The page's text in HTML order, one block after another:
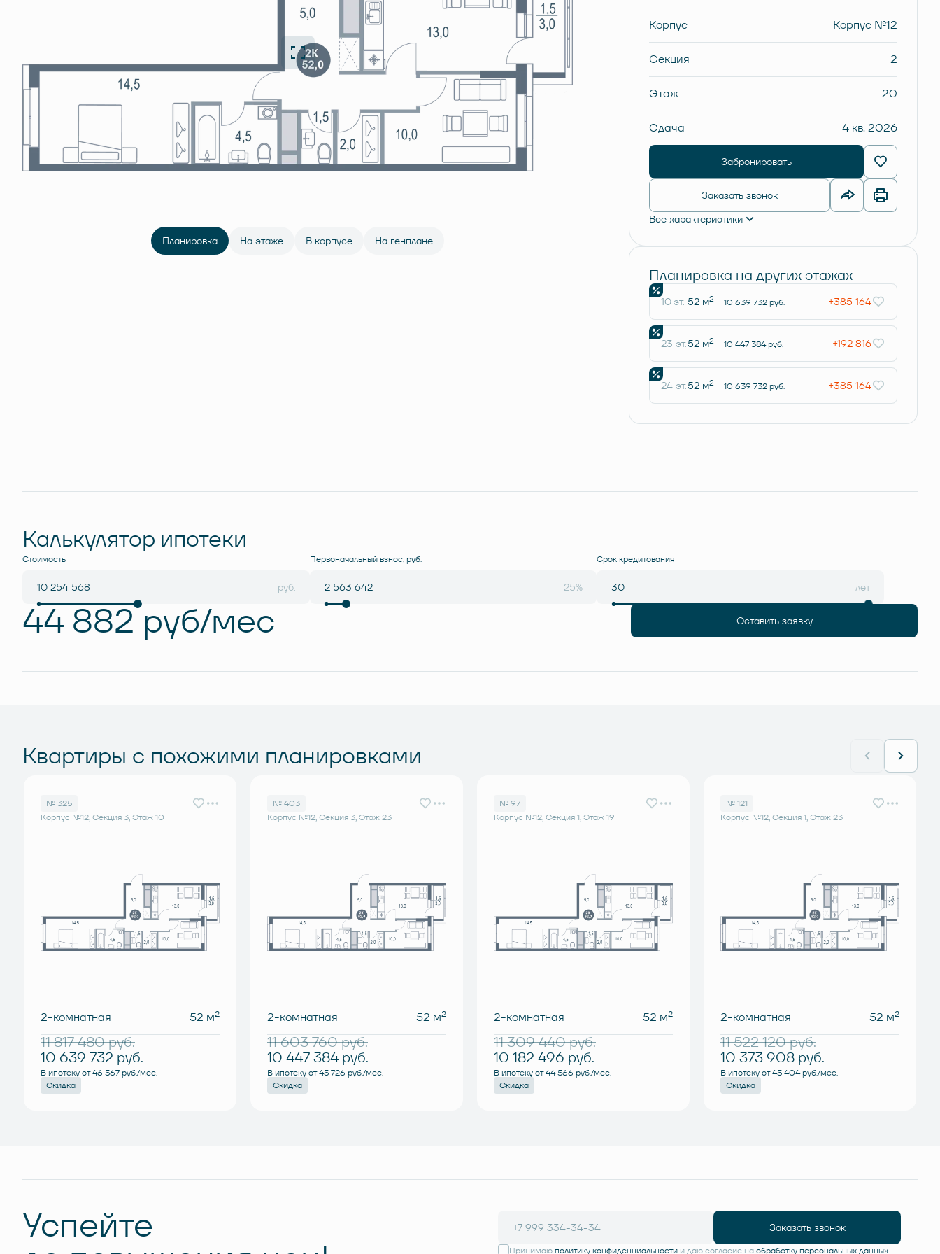
Планировка На этаже В корпусе На генплане
Корпус Корпус №12
Секция 2
Этаж 20
Сдача 4 кв. 2026
Забронировать
Заказать звонок
Все характеристики
Планировка на других этажах
10 эт. 52 м2 10 639 732 руб. +385 164
23 эт.52 м2 10 447 384 руб. +192 816
24 эт.52 м2 10 639 732 руб. +385 164
Калькулятор ипотеки
Стоимость
руб.
Первоначальный взнос, руб.
25%
Срок кредитования
лет
44 882 руб/мес Оставить заявку
Квартиры с похожими планировками
№ 325
Корпус №12, Секция 3, Этаж 10
2-комнатная 52 м2
11 817 480руб.
10 639 732 руб.
В ипотеку от 46 567 руб./мес.
Скидка
№ 403
Корпус №12, Секция 3, Этаж 23
2-комнатная 52 м2
11 603 760руб.
10 447 384 руб.
В ипотеку от 45 726 руб./мес.
Скидка
№ 97
Корпус №12, Секция 1, Этаж 19
2-комнатная 52 м2
11 309 440руб.
10 182 496 руб.
В ипотеку от 44 566 руб./мес.
Скидка
№ 121
Корпус №12, Секция 1, Этаж 23
2-комнатная 52 м2
11 522 120руб.
10 373 908 руб.
В ипотеку от 45 404 руб./мес.
Скидка
Успейте Заказать звонок
Принимаю политику конфиденциальностии даю согласие на обработку персональных данных